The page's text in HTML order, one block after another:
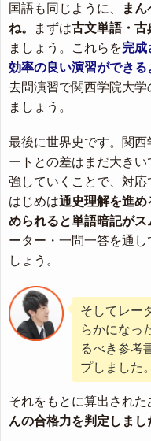
国語も同じように、
ま
ね。
まずは古文単語・古
ましょう。これらを完成
効率の良い演習ができる
去問演習で関西学院大
ましょう。
最後に世界史です。関
ートとの差はまだ大き
強していくことで、対
はじめは通史理解を進め
められると単語暗記がス
ーター・一問一答を通
しょう。
そしてレー
らかになっ
るべき参考
プしました。
それをもとに算出された
んの合格力を判定しまし